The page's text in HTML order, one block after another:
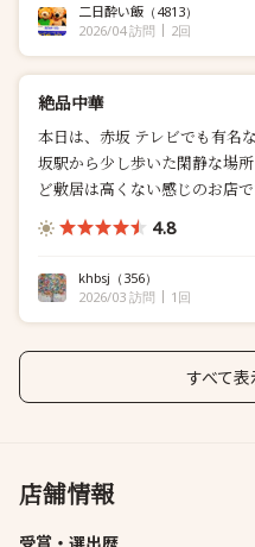
二日酔い飯 （4813）
2026/04 訪問
2回
絶品中華️
本日は、赤坂 テレビでも有名なシェフのお店に行ってきました️ 赤
坂駅から少し歩いた閑静な場所に鎮座し
4.8
khbsj （356）
2026/03 訪問
1回
すべて表
店舗情報